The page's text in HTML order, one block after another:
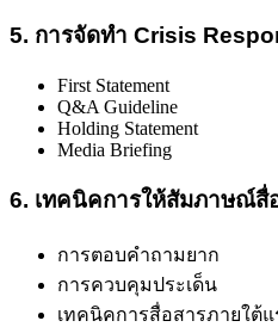
5. การจัดทำ Crisis
First Statement
Q&A Guideline
Holding Statement
Media Briefing
6. เทคนิคการให้สัมภาษณ์สื่
การตอบคำถามยาก
การควบคุมประเด็น
เทคนิคการสื่อสารภายใต้